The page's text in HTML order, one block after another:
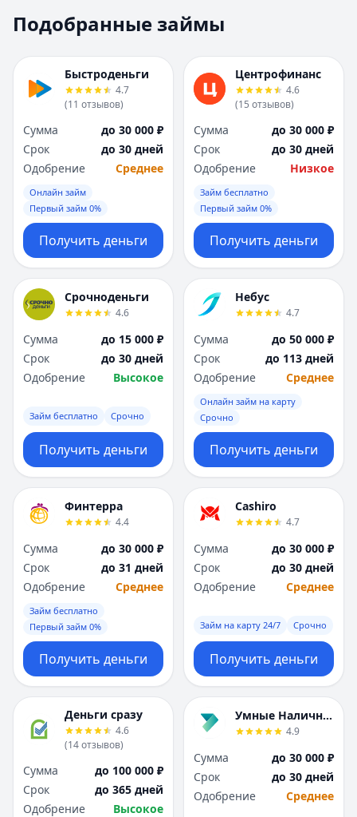
Набережные Челны
Нижний Новгород
Новокузнецк
Новосибирск
Оренбург
П
Пенза
Пермь
Р
Ростов-на-Дону
Рязань
С
Самара
Санкт-Петербург
Саратов
Севастополь
Сочи
Сургут
Т
Тверь
Тольятти
Томск
Тула
Ульяновск
Уфа
Хабаровск
Ч
Чебоксары
Челябинск
Я
Вся Россия
Набережные
Нижний Новгород
Новокузнецк
Новосибирск
Оренбург
П
Пенза
Пермь
Р
Ростов-на-Дону
Рязань
С
Самара
Санкт-Петербург
Саратов
Севастополь
Сочи
Т
Тверь
Тольятти
Томск
Тула
Ульяновск
Уфа
Хабаровск
Ч
Чебоксары
Челябинск
Я
Вся Россия
Подобранные займы
Быстроденьги
4.7
(11 отзывов)
Сумма
до 30 000 ₽
Срок
до 30 дней
Одобрение
Среднее
Онлайн займ
Первый займ 0%
Получить деньги
Центрофинанс
4.6
(15 отзывов)
Сумма
до 30 000 ₽
Срок
до 30 дней
Одобрение
Низкое
Займ бесплатно
Первый займ 0%
Получить деньги
Срочноденьги
4.6
Сумма
до 15 000 ₽
Срок
до 30 дней
Одобрение
Высокое
Займ бесплатно Срочно
Получить деньги
Небус
4.7
Сумма
до 50 000 ₽
Срок
до 113 дней
Одобрение
Среднее
Онлайн займ на карту
Срочно
Получить деньги
Финтерра
4.4
Сумма
до 30 000 ₽
Срок
до 31 дней
Одобрение
Среднее
Займ бесплатно
Первый займ 0%
Получить деньги
Cashiro
4.7
Сумма
до 30 000 ₽
Срок
до 30 дней
Одобрение
Среднее
Займ на карту 24/7 Срочно
Получить деньги
Деньги сразу
4.6
(14отзывов)
Сумма
до 100 000 ₽
Срок
до 365 дней
Одобрение
Высокое
Умные Наличные
4.9
Сумма
до 30 000 ₽
Срок
до 30 дней
Одобрение
Среднее